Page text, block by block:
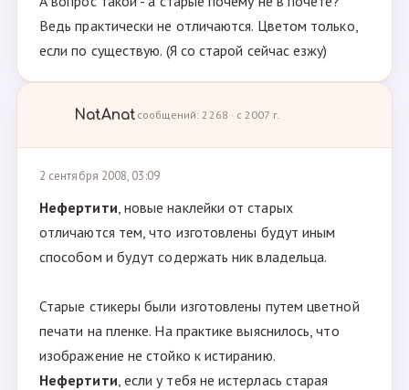
Ведь практически не отличаются. Цветом только,
если по существую. (Я со старой сейчас езжу)
NatAnat сообщений: 2268 · с 2007 г.
2 сентября 2008, 03:09
Нефертити, новые наклейки от старых
отличаются тем, что изготовлены будут иным
способом и будут содержать ник владельца.
Старые стикеры были изготовлены путем цветной
печати на пленке. На практике выяснилось, что
изображение не стойко к истиранию.
Нефертити, если у тебя не истерлась старая